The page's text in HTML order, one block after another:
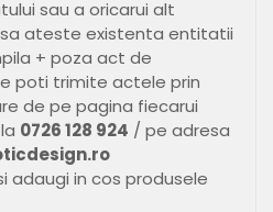
sau a oricarui alt
ateste existenta entitatii
+ poza act de
poti trimite actele prin
de pe pagina fiecarui
0726 128 924 / pe adresa
in cos produsele